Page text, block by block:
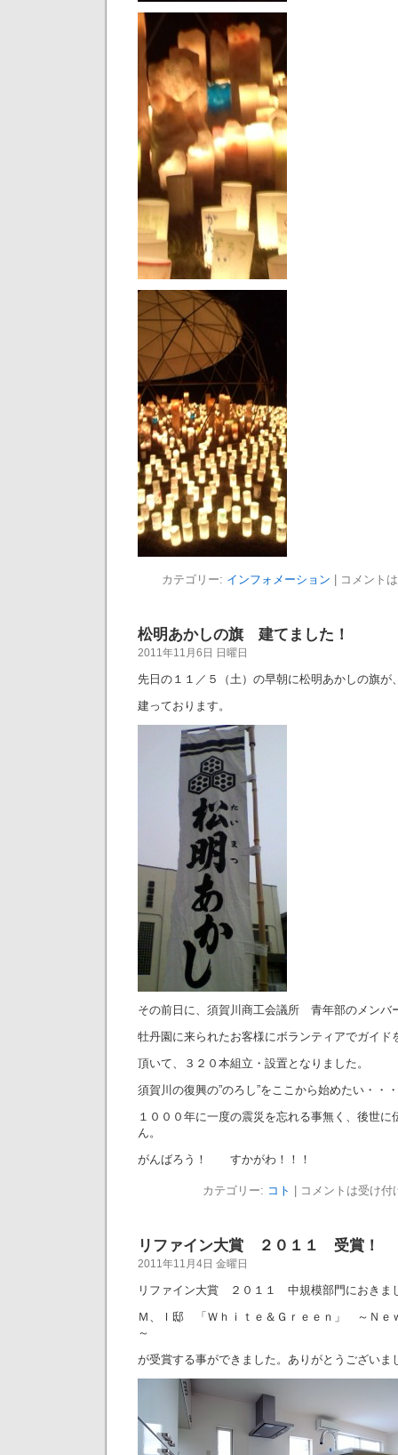
カテゴリー: インフォメーション コメント
松明あかしの旗 建てました！
2011年11月6日 日曜日
先日の１１／５（土）の早朝に松明あかしの旗が
建っております。
その前日に、須賀川商工会議所 青年部のメンバ
牡丹園に来られたお客様にボランティアでガイド
頂いて、３２０本組立・設置となりました。
須賀川の復興の”のろし”をここから始めたい・・・
１０００年に一度の震災を忘れる事無く、後世に
ん。
がんばろう！ すかがわ！！！
カテゴリー: コト コメントは受け付
リファイン大賞 ２０１１ 受賞！
2011年11月4日 金曜日
リファイン大賞 ２０１１ 中規模部門におきま
Ｍ、Ｉ邸 「Ｗｈｉｔｅ＆Ｇｒｅｅｎ」 ～Ｎ
～
が受賞する事ができました。ありがとうございま